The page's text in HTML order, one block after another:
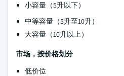
小容量（5升以下）
中等容量（5升至10升）
大容量（10升以上）
市场，按价格划分
低价位